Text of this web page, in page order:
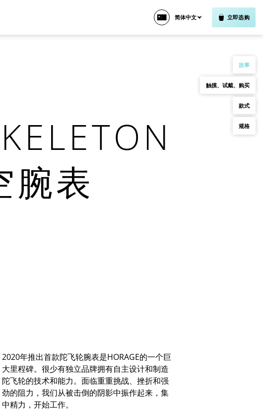
简体中文 立即选购
腕表
2020年推出首款陀飞轮腕表是HORAGE的一个巨
大里程碑。很少有独立品牌拥有自主设计和制造
陀飞轮的技术和能力。面临重重挑战、挫折和强
劲的阻力，我们从被击倒的阴影中振作起来，集
中精力，开始工作。
故事
触摸、试戴、购买
款式
规格